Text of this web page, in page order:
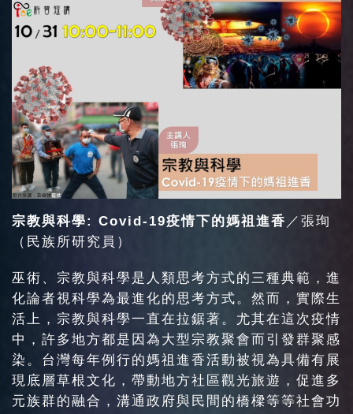
宗教與科學: Covid-19疫情下的媽祖進香 ／張珣
（民族所研究員）
巫術、宗教與科學是人類思考方式的三種典範，進
化論者視科學為最進化的思考方式。然而，實際生
活上，宗教與科學一直在拉鋸著。尤其在這次疫情
中，許多地方都是因為大型宗教聚會而引發群聚感
染。台灣每年例行的媽祖進香活動被視為具備有展
現底層草根文化，帶動地方社區觀光旅遊，促進多
元族群的融合，溝通政府與民間的橋樑等等社會功